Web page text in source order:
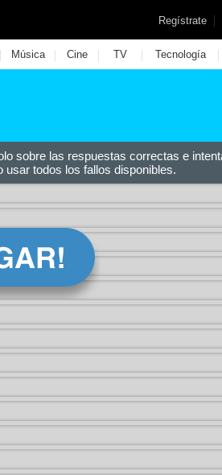
Regístrate |
| Música | Cine | TV | Tecnología |
sobre las respuestas correctas e
usar todos los fallos disponibles.